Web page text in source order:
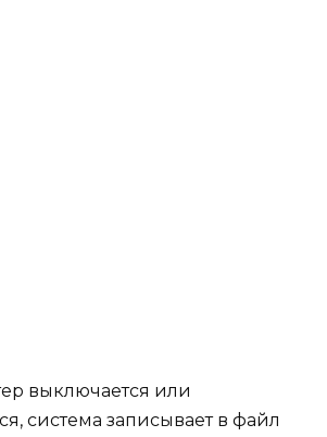
выключается или
система записывает в файл